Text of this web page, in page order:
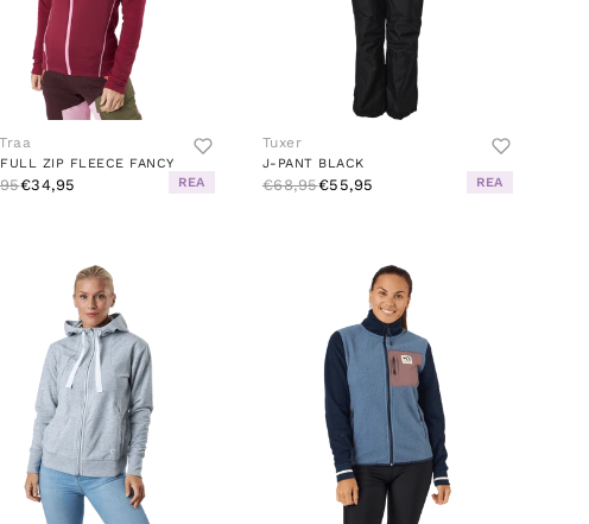
ZIP FLEECE FANCY
€34,95 REA
Tuxer
J-PANT BLACK
€68,95€55,95 REA